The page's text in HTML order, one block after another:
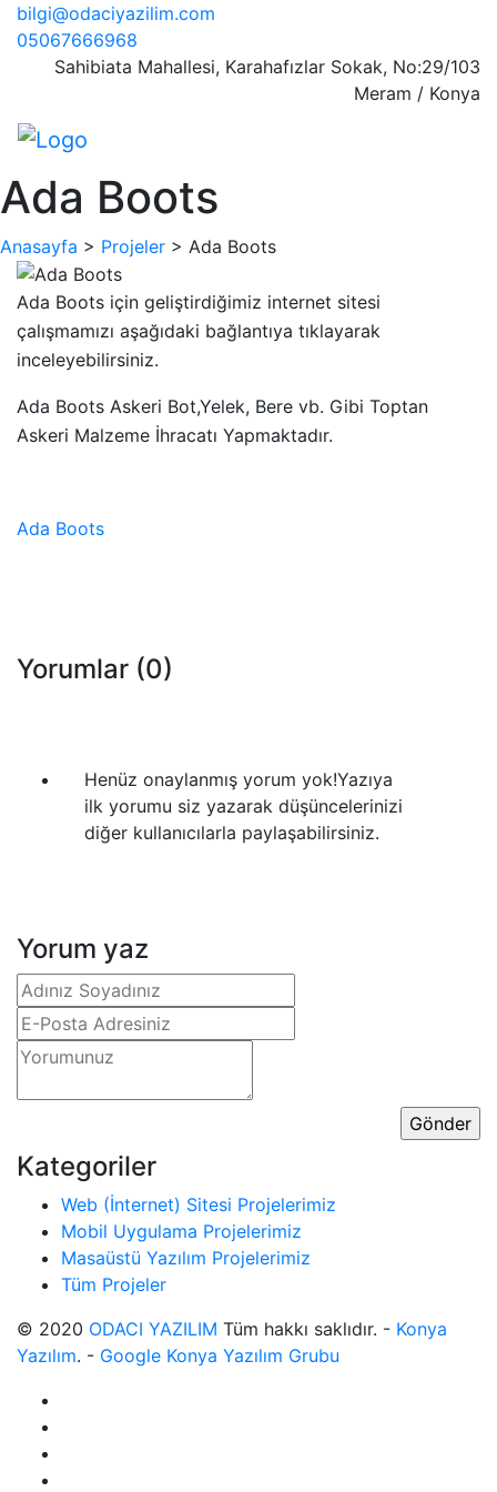
bilgi@odaciyazilim.com
05067666968
Sahibiata Mahallesi, Karahafızlar Sokak, No:29/103
Meram / Konya
Ada Boots
Anasayfa > Projeler > Ada Boots
Ada Boots için geliştirdiğimiz internet sitesi
çalışmamızı aşağıdaki bağlantıya tıklayarak
inceleyebilirsiniz.
Ada Boots Askeri Bot,Yelek, Bere vb. Gibi Toptan
Askeri Malzeme İhracatı Yapmaktadır.
Ada Boots
Yorumlar (0)
Henüz onaylanmış yorum yok!Yazıya
ilk yorumu siz yazarak düşüncelerinizi
diğer kullanıcılarla paylaşabilirsiniz.
Yorum yaz
Kategoriler
Web (İnternet) Sitesi Projelerimiz
Mobil Uygulama Projelerimiz
Masaüstü Yazılım Projelerimiz
Tüm Projeler
© 2020 ODACI YAZILIM Tüm hakkı saklıdır. - Konya
Yazılım. - Google Konya Yazılım Grubu